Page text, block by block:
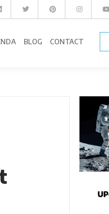
BLOG CONTACT